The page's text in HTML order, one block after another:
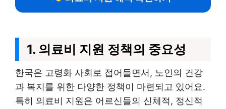
1. 의료비 지원 정책의 중요성
한국은 고령화 사회로 접어들면서, 노인의 건강
과 복지를 위한 다양한 정책이 마련되고 있어요.
특히 의료비 지원은 어르신들의 신체적, 정신적